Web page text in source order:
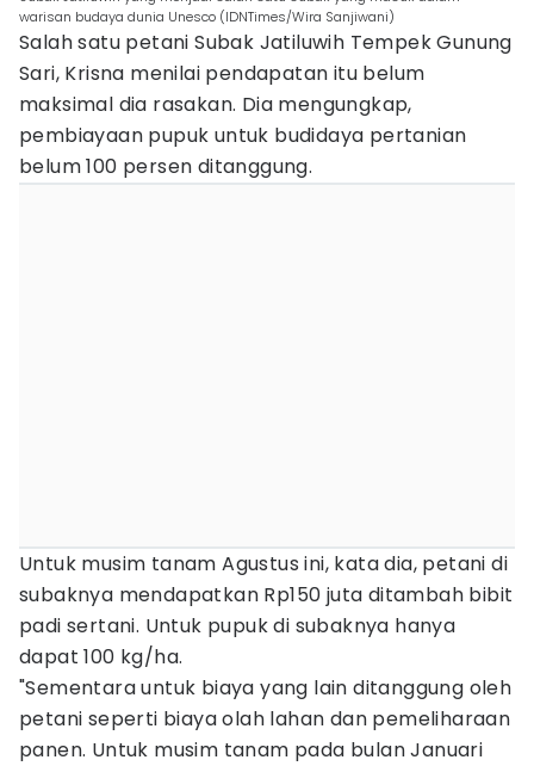
warisan budaya dunia Unesco (IDNTimes/Wira Sanjiwani)
Salah satu petani Subak Jatiluwih Tempek Gunung
Sari, Krisna menilai pendapatan itu belum
maksimal dia rasakan. Dia mengungkap,
pembiayaan pupuk untuk budidaya pertanian
belum 100 persen ditanggung.
Untuk musim tanam Agustus ini, kata dia, petani di
subaknya mendapatkan Rp150 juta ditambah bibit
padi sertani. Untuk pupuk di subaknya hanya
dapat 100 kg/ha.
"Sementara untuk biaya yang lain ditanggung oleh
petani seperti biaya olah lahan dan pemeliharaan
panen. Untuk musim tanam pada bulan Januari